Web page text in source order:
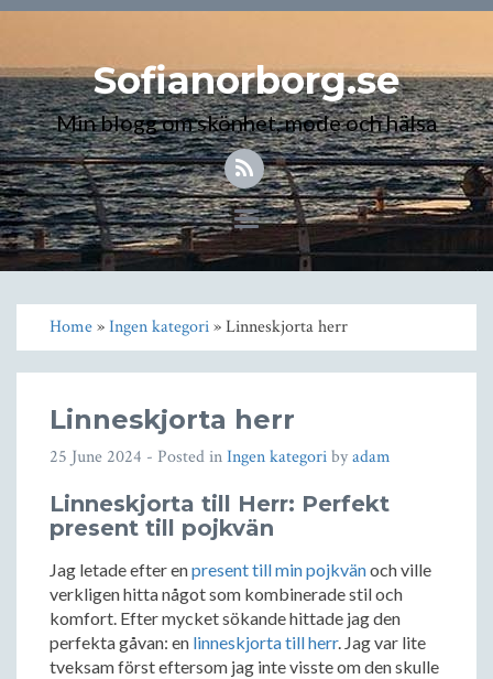
Sofianorborg.se
Min blogg om skönhet, mode och hälsa
Toggle
navigation
Home»Ingen kategori» Linneskjorta herr
Linneskjorta herr
25 June 2024 - Posted inIngen kategoribyadam
Linneskjorta till Herr: Perfekt
present till pojkvän
Jag letade efter enpresent till min pojkvänoch ville
verkligen hitta något som kombinerade stil och
komfort. Efter mycket sökande hittade jag den
perfekta gåvan: en linneskjorta till herr. Jag var lite
tveksam först eftersom jag inte visste om den skulle